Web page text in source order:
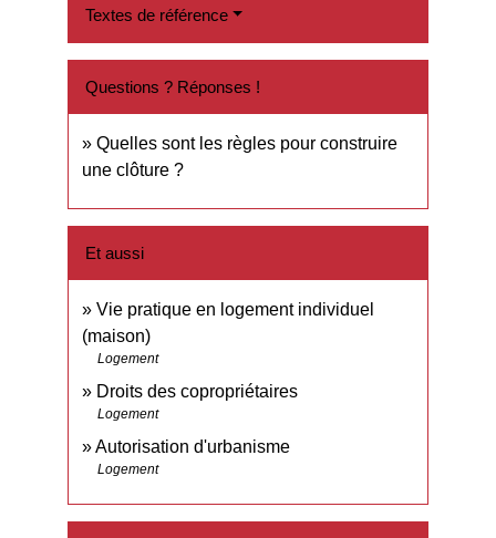
Textes de référence
Questions ? Réponses !
Quelles sont les règles pour construire
une clôture ?
Et aussi
Vie pratique en logement individuel
(maison)
Logement
Droits des copropriétaires
Logement
Autorisation d'urbanisme
Logement